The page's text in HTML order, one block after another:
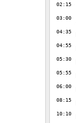
02:15
03:00
04:35
04:55
05:30
05:55
06:00
08:15
10:10